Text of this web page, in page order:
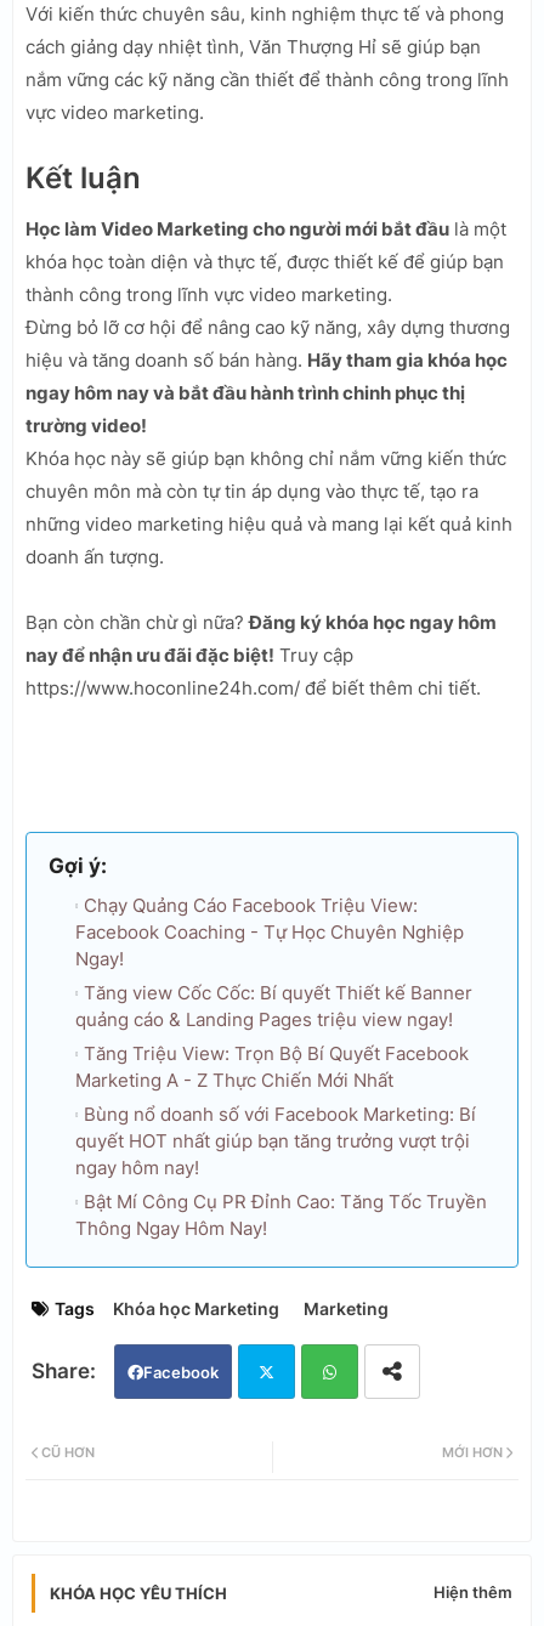
Với kiến thức chuyên sâu, kinh nghiệm thực tế và phong
cách giảng dạy nhiệt tình, Văn Thượng Hỉ sẽ giúp bạn
nắm vững các kỹ năng cần thiết để thành công trong lĩnh
vực video marketing.
Kết luận
Học làm Video Marketing cho người mới bắt đầu là một
khóa học toàn diện và thực tế, được thiết kế để giúp bạn
thành công trong lĩnh vực video marketing.
Đừng bỏ lỡ cơ hội để nâng cao kỹ năng, xây dựng thương
hiệu và tăng doanh số bán hàng. Hãy tham gia khóa học
ngay hôm nay và bắt đầu hành trình chinh phục thị
trường video!
Khóa học này sẽ giúp bạn không chỉ nắm vững kiến thức
chuyên môn mà còn tự tin áp dụng vào thực tế, tạo ra
những video marketing hiệu quả và mang lại kết quả kinh
doanh ấn tượng.
Bạn còn chần chừ gì nữa?Đăng ký khóa học ngay hôm
nay để nhận ưu đãi đặc biệt! Truy cập
https://www.hoconline24h.com/ để biết thêm chi tiết.
Gợi ý:
Chạy Quảng Cáo Facebook Triệu View:
Facebook Coaching - Tự Học Chuyên Nghiệp
Ngay!
Tăng view Cốc Cốc: Bí quyết Thiết kế Banner
quảng cáo & Landing Pages triệu view ngay!
Tăng Triệu View: Trọn Bộ Bí Quyết Facebook
Marketing A - Z Thực Chiến Mới Nhất
Bùng nổ doanh số với Facebook Marketing: Bí
quyết HOT nhất giúp bạn tăng trưởng vượt trội
ngay hôm nay!
Bật Mí Công Cụ PR Đỉnh Cao: Tăng Tốc Truyền
Thông Ngay Hôm Nay!
Tags Khóa học Marketing Marketing
Facebook
MỚI HƠN
CŨ HƠN
KHÓA HỌC YÊU THÍCH Hiện thêm